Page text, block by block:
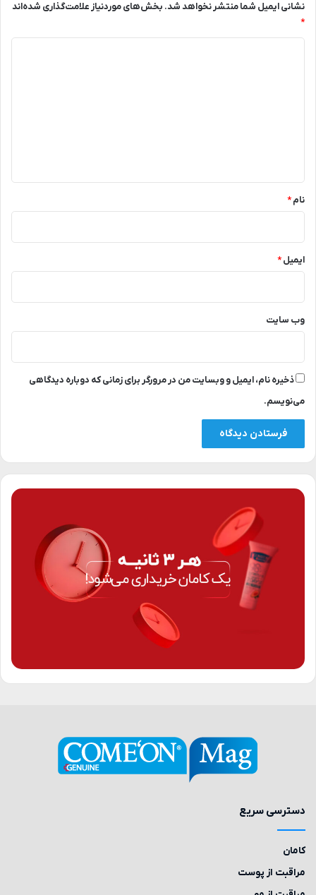
نشانی ایمیل شما منتشر نخواهد شد. بخش‌های موردنیاز علامت‌گذاری شده‌اند
*
نام*
ایمیل*
وب‌ سایت
ذخیره نام، ایمیل و وبسایت من در مرورگر برای زمانی که دوباره دیدگاهی
می‌نویسم.
دسترسی سریع
کامان
مراقبت از پوست